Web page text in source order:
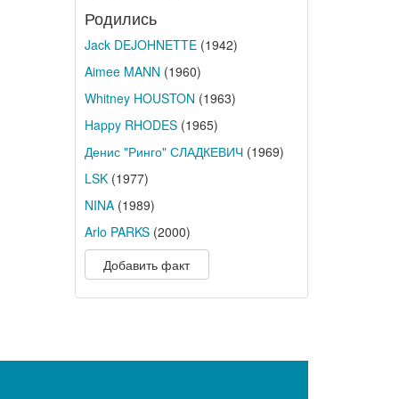
Родились
Jack DEJOHNETTE(1942)
Aimee MANN (1960)
Whitney HOUSTON (1963)
Happy RHODES(1965)
Денис "Ринго" СЛАДКЕВИЧ(1969)
LSK(1977)
NINA(1989)
Arlo PARKS(2000)
Добавить факт